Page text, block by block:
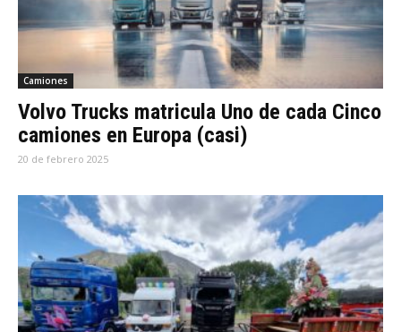
Camiones
Volvo Trucks matricula Uno de cada Cinco
camiones en Europa (casi)
20 de febrero 2025